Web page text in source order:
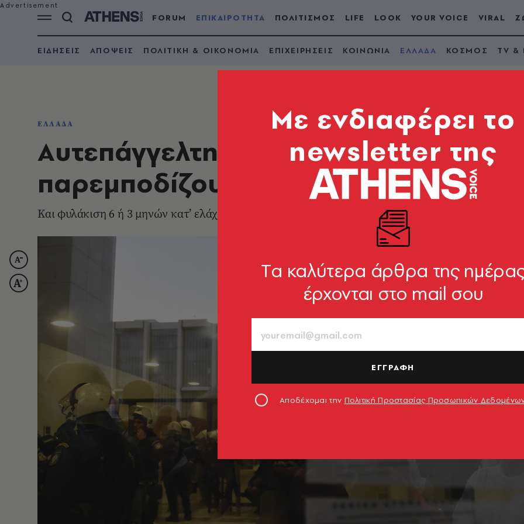
FORUM ΕΠΙΚΑΙΡΟΤΗΤΑ ΠΟΛΙΤΙΣΜΟΣ LIFE LOOK YOUR VOICE VIRAL
ΕΙΔΗΣΕΙΣ ΑΠΟΨΕΙΣ ΠΟΛΙΤΙΚΗ & ΟΙΚΟΝΟΜΙΑ ΕΠΙΧΕΙΡΗΣΕΙΣ ΚΟΙΝΩΝΙΑ ΕΛΛΑΔΑ ΚΟΣΜΟΣ TV &
ΕΛΛΑΔΑ
Αυτεπάγγελτη δίωξη σε όσους
παρεμποδίζουν πλειστηριασμούς
Και φυλάκιση 6 ή 3 μηνών κατ’ ελάχιστο όριο
Mε ενδιαφέρει το
newsletter της
Tα καλύτερα άρθρα της
έρχονται στο mail σου
ΕΓΓΡΑΦΗ
Αποδέχομαι την Πολιτική Προστασίας Προσωπικών